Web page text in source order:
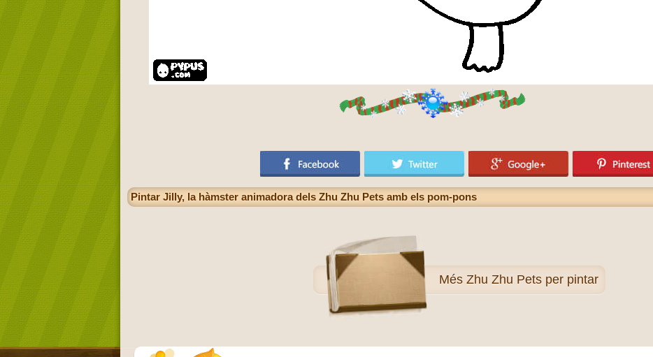
Pintar Jilly, la hàmster animadora dels Zhu Zhu Pets amb els pom-pons
Més Zhu Zhu Pets per pintar